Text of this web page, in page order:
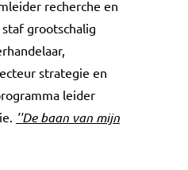
recherche en
grootschalig
strategie en
leider
''De baan van mijn